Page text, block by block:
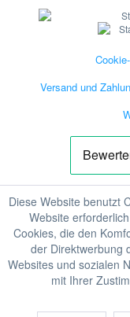
Versand und
Diese Website benutzt
Website
Cookies, die den
der Direktwerbung
Websites und sozialen
mit Ihrer